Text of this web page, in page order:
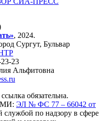
, 2024.
Сургут, Бульвар
23
Альфитовна
обязательна.
ЭЛ № ФС 77 – 66042 от
службой по надзору в сфере